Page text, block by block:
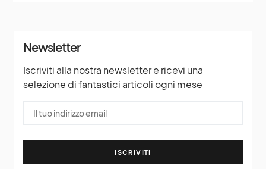
Newsletter
Iscriviti alla nostra newsletter e ricevi una
selezione di fantastici articoli ogni mese
ISCRIVITI